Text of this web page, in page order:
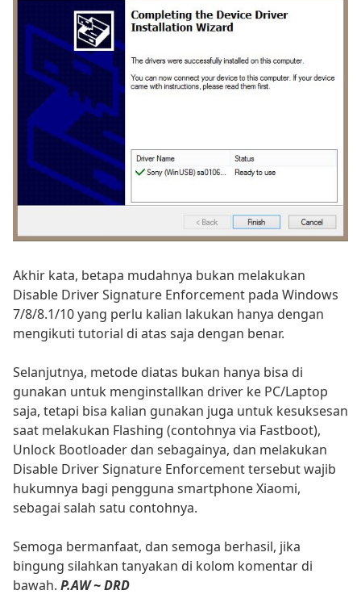
Akhir kata, betapa mudahnya bukan melakukan
Disable Driver Signature Enforcement pada Windows
7/8/8.1/10 yang perlu kalian lakukan hanya dengan
mengikuti tutorial di atas saja dengan benar.
Selanjutnya, metode diatas bukan hanya bisa di
gunakan untuk menginstallkan driver ke PC/Laptop
saja, tetapi bisa kalian gunakan juga untuk kesuksesan
saat melakukan Flashing (contohnya via Fastboot),
Unlock Bootloader dan sebagainya, dan melakukan
Disable Driver Signature Enforcement tersebut wajib
hukumnya bagi pengguna smartphone Xiaomi,
sebagai salah satu contohnya.
Semoga bermanfaat, dan semoga berhasil, jika
bingung silahkan tanyakan di kolom komentar di
bawah. P.AW ~ DRD